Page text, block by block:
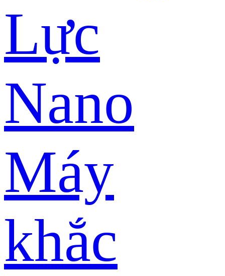
Lực
Nano
Máy
khắc